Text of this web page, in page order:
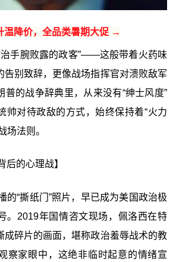
温降价，全品类暑期大促 →
治手腕败露的政客”——这般带着火药味
告别致辞，更像战场指挥官对溃败敌军
普的战争辞典里，从来没有“绅士风度”
帅对待政敌的方式，始终保持着“火力
场法则。
后的心理战】
的“撕纸门”照片，早已成为美国政治极
。2019年国情咨文现场，佩洛西在特
成碎片的画面，堪称政治羞辱战术的教
察家眼中，这绝非临时起意的情绪宣